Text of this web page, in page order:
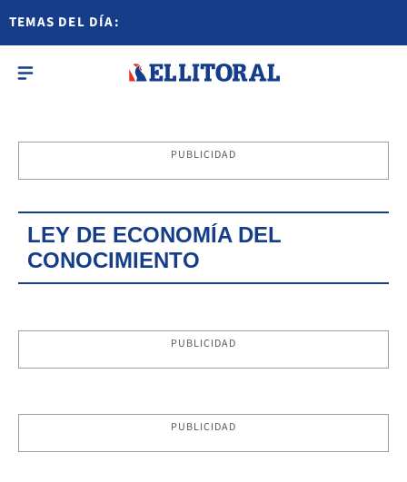
TEMAS DEL DÍA:
PUBLICIDAD
LEY DE ECONOMÍA DEL
CONOCIMIENTO
PUBLICIDAD
PUBLICIDAD